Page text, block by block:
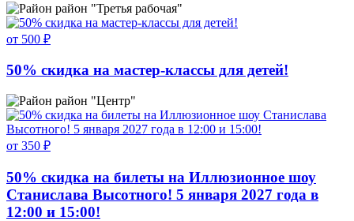
район "Третья рабочая"
от 500 ₽
50% скидка на мастер-классы для детей!
район "Центр"
от 350 ₽
50% скидка на билеты на Иллюзионное шоу
Станислава Высотного! 5 января 2027 года в
12:00 и 15:00!